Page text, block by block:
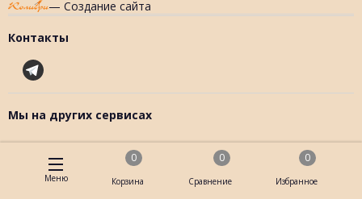
— Создание сайта
Контакты
Мы на других сервисах
Меню
0
Корзина
0
Сравнение
0
Избранное